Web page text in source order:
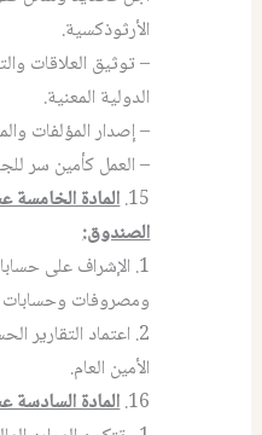
الأرثوذكسية.
– توثيق العلاقات
الدولية المعنية.
– إصدار المؤلفات
– العمل كأمين سر
15. المادة
الصندوق:
1. الإشراف على
ومصروفات وحسابات
2. اعتماد التقارير
الأمين العام.
16. المادة السادسة